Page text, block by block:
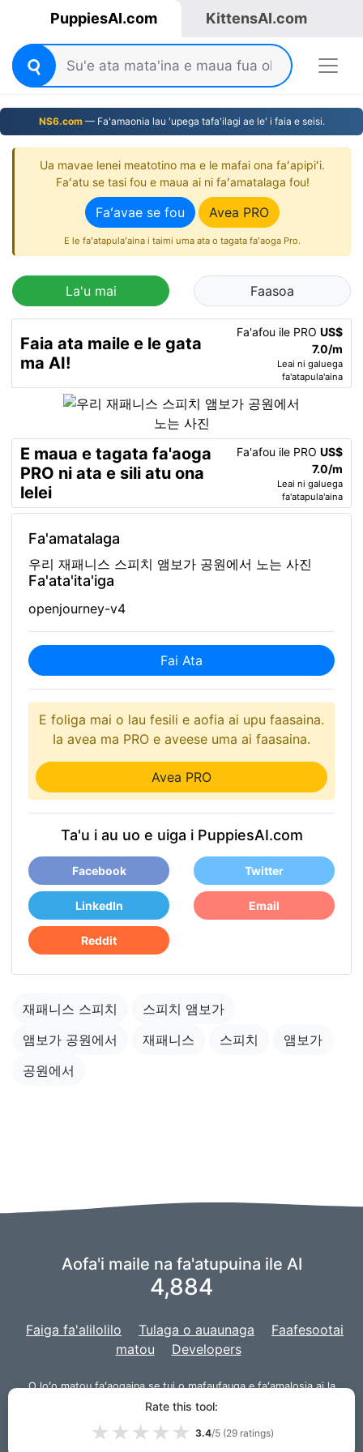
PuppiesAI.com KittensAI.com
NS6.com— Fa'amaonia lau 'upega tafa'ilagi ae le' i faia e seisi.
Ua mavae lenei meatotino ma e le mafai ona faʻapipiʻi.
Faʻatu se tasi fou e maua ai ni faʻamatalaga fou!
Faʻavae se fou Avea PRO
E le faʻatapulaʻaina i taimi uma ata o tagata faʻaoga Pro.
La'u mai Faasoa
Faia ata maile e le gata
ma AI!
Fa'afou ile PRO US$
7.0/m
Leai ni galuega
fa'atapula'aina
E maua e tagata fa'aoga
PRO ni ata e sili atu ona
lelei
Fa'afou ile PRO US$
7.0/m
Leai ni galuega
fa'atapula'aina
Fa'amatalaga
우리 재패니스 스피치 앰보가 공원에서 노는 사진
Fa'ata'ita'iga
openjourney-v4
Fai Ata
E foliga mai o lau fesili e aofia ai upu faasaina.
Ia avea ma PRO e aveese uma ai faasaina.
Avea PRO
Ta'u i au uo e uiga i PuppiesAI.com
Facebook Twitter
LinkedIn Email
Reddit
재패니스 스피치
스피치 앰보가
앰보가 공원에서
재패니스 스피치
앰보가
공원에서
Aofa'i maile na fa'atupuina ile AI
4,884
Faiga fa'alilolilo Tulaga o auaunaga
Faafesootai
matou
Developers
O loʻo matou faʻaogaina se tui omafaufaugae faʻamalosia ai la
ma o la matou poloketi ua atiaʻe ma
Rate this tool:
★ ★ ★ ★ ★ 3.4/5 (29ratings)